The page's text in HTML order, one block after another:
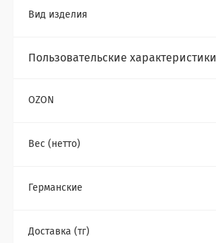
Вид изделия
Пользовательские характеристики
OZON
Вес (нетто)
Германские
Доставка (тг)